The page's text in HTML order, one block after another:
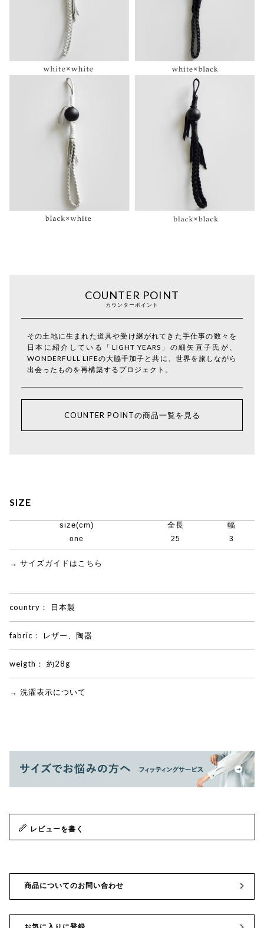
COUNTER POINT
カウンターポイント
その土地に生まれた道具や受け継がれてきた手仕事の数々を
日本に紹介している「LIGHT YEARS」の細矢直子氏が、
WONDERFULL LIFEの大脇千加子と共に、世界を旅しながら
出会ったものを再構築するプロジェクト。
COUNTER POINTの商品一覧を見る
SIZE
size(cm) 全長 幅
one 25 3
→ サイズガイドはこちら
country： 日本製
fabric： レザー、陶器
weigth： 約28g
→ 洗濯表示について
レビューを書く
商品についてのお問い合わせ
お気に入りに登録